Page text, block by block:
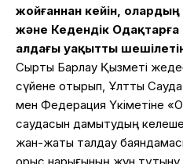
жойғаннан кейін, олардың
және Кедендік Одақтарға
алдағы уақытты
Сыртқы Барлау Қызметі
сүйене отырып, Ұлттық
мен Федерация Үкіметіне
саудасын дамытудың
жан-жақты талдау